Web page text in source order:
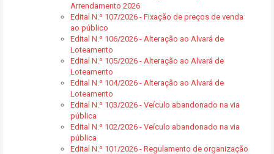
Arrendamento 2026
Edital N.º 107/2026 - Fixação de preços de venda
ao público
Edital N.º 106/2026 - Alteração ao Alvará de
Loteamento
Edital N.º 105/2026 - Alteração ao Alvará de
Loteamento
Edital N.º 104/2026 - Alteração ao Alvará de
Loteamento
Edital N.º 103/2026 - Veículo abandonado na via
pública
Edital N.º 102/2026 - Veículo abandonado na via
pública
Edital N.º 101/2026 - Regulamento de organização